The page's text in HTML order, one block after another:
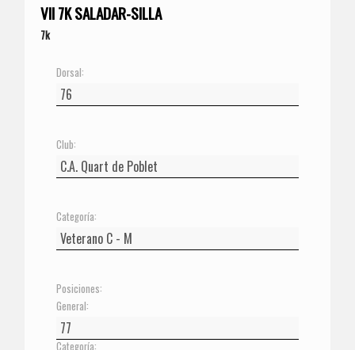
VII 7K SALADAR-SILLA
7k
Dorsal:
Club:
Categoría:
Posiciones:
General:
Categoría: